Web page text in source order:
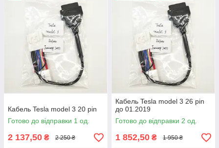
Кабель Tesla model 3 20 pin
Готово до відправки 1 од.
2 137,50 ₴ 2 250 ₴
Кабель Tesla model 3 26 pin
до 01.2019
Готово до відправки 2 од.
1 852,50 ₴ 1 950 ₴